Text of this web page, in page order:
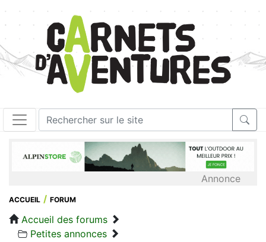
Annonce
ACCUEIL FORUM
Accueil des forums
Petites annonces